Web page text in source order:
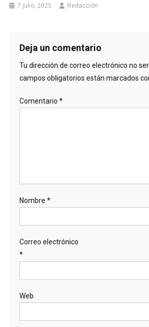
7 julio, 2025 Redacción
Deja un comentario
Tu dirección de correo electrónico no
campos obligatorios están marcados
Comentario *
Nombre *
Correo electrónico
*
Web